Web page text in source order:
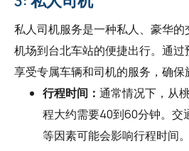
私人司机服务是一种私人、豪华
机场到台北车站的便捷出行。通
享受专属车辆和司机的服务，确保
行程时间： 通常情况下，从
程大约需要40到60分钟。交
等因素可能会影响行程时间